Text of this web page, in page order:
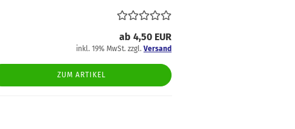
ab 4,50 EUR
inkl. 19% MwSt. zzgl. Versand
ZUM ARTIKEL